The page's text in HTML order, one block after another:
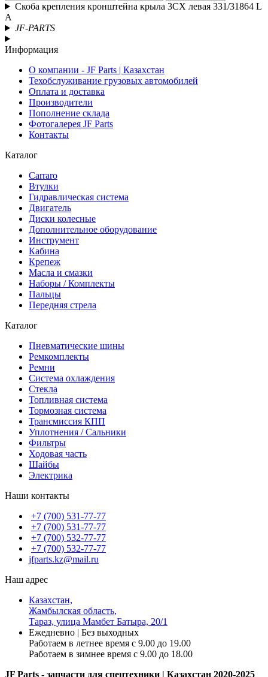
Скоба крепления кронштейна крыла 3СХ левая 331/31864 L
A
JF-PARTS
Информация
О компании - JF Parts | Казахстан
Техобслуживание грузовых автомобилей
Оплата и доставка
Производители
Пополнение склада
Фотогалерея JF Parts
Контакты
Каталог
Carraro
Втулки
Гидравлическая система
Двигатель
Диски колесные
Дополнительное оборудование
Инструмент
Кабина
Крепеж
Масла и смазки
Наборы / Комплекты
Пальцы
Передняя стрела
Каталог
Пневматические шины
Ремкомплекты
Ремни
Система охлаждения
Стекла
Топливная система
Тормозная система
Трансмиссия КПП
Уплотнения / Сальники
Фильтры
Ходовая часть
Шайбы
Электрика
Наши контакты
+7 (700) 531-77-77
+7 (700) 531-77-77
+7 (700) 532-77-77
+7 (700) 532-77-77
jfparts.kz@mail.ru
Наш адрес
Казахстан,
Жамбылская область,
Тараз, улица Мамбет Батыра, 20/1
Ежедневно | Без выходных
Работаем в летнее время с 9.00 до 19.00
Работаем в зимнее время с 9.00 до 18.00
JF Parts - запчасти для спецтехники | Казахстан 2020-2025